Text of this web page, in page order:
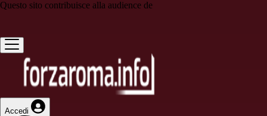
Questo sito contribuisce alla audience de
Accedi